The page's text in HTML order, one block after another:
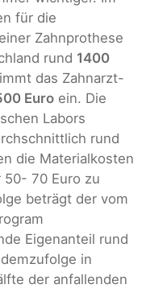
für die
Zahnprothese
rund 1400
das Zahnarzt-
Euro ein. Die
Labors
rund
die Materialkosten
50- 70 Euro zu
beträgt der vom
Eigenanteil rund
in
der anfallenden